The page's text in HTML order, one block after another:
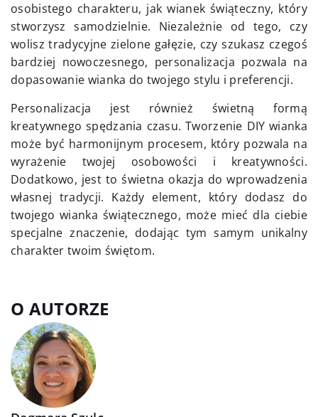
osobistego charakteru, jak wianek świąteczny, który
stworzysz samodzielnie. Niezależnie od tego, czy
wolisz tradycyjne zielone gałęzie, czy szukasz czegoś
bardziej nowoczesnego, personalizacja pozwala na
dopasowanie wianka do twojego stylu i preferencji.
Personalizacja jest również świetną formą
kreatywnego spędzania czasu. Tworzenie DIY wianka
może być harmonijnym procesem, który pozwala na
wyrażenie twojej osobowości i kreatywności.
Dodatkowo, jest to świetna okazja do wprowadzenia
własnej tradycji. Każdy element, który dodasz do
twojego wianka świątecznego, może mieć dla ciebie
specjalne znaczenie, dodając tym samym unikalny
charakter twoim świętom.
O AUTORZE